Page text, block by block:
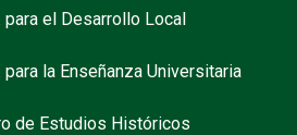
para el Desarrollo Local
para la Enseñanza Universitaria
de Estudios Históricos